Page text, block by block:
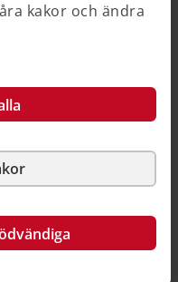
kakor och ändra
totala
dess värdekedja har